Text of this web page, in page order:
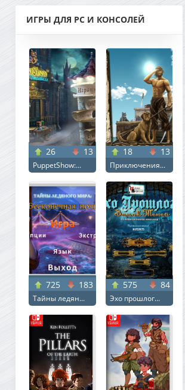
ИГРЫ ДЛЯ PC И КОНСОЛЕЙ
26 13
PuppetShow:...
18 13
Приключения...
725 183
Тайны ледян...
575 84
Эхо прошлог...